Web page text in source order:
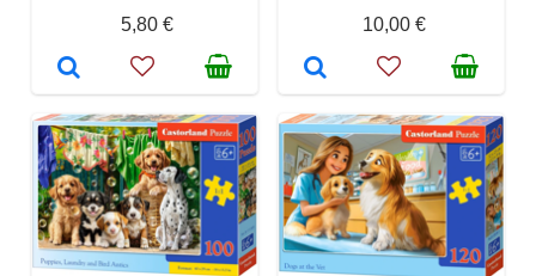
5,80 €
10,00 €